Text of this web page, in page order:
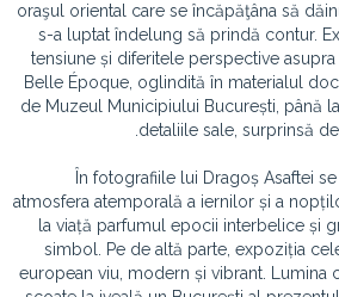
oraşul oriental care se încăpăţâna să
s-a luptat îndelung să prindă contur.
tensiune și diferitele perspective
Belle Époque, oglindită în materialul
de Muzeul Municipiului București, până
detaliile sale, surprinsă
În fotografiile lui Dragoș Asaftei
atmosfera atemporală a iernilor și a
la viață parfumul epocii interbelice și
simbol. Pe de altă parte, expoziția
european viu, modern și vibrant. Lumina